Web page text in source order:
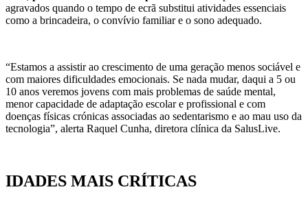
agravados quando o tempo de ecrã substitui atividades essenciais
como a brincadeira, o convívio familiar e o sono adequado.
“Estamos a assistir ao crescimento de uma geração menos sociável e
com maiores dificuldades emocionais. Se nada mudar, daqui a 5 ou
10 anos veremos jovens com mais problemas de saúde mental,
menor capacidade de adaptação escolar e profissional e com
doenças físicas crónicas associadas ao sedentarismo e ao mau uso da
tecnologia”, alerta Raquel Cunha, diretora clínica da SalusLive.
IDADES MAIS CRÍTICAS